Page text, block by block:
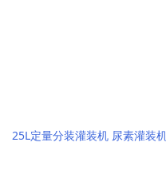
25L定量分装灌装机 尿素灌装